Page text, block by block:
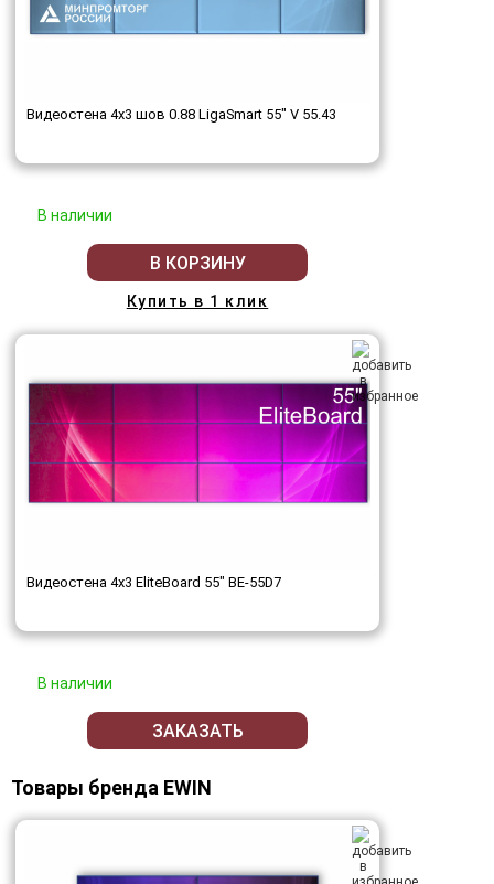
Видеостена 4x3 шов 0.88 LigaSmart 55" V 55.43
В наличии
В КОРЗИНУ
Купить в 1 клик
Видеостена 4x3 EliteBoard 55" BE-55D7
В наличии
ЗАКАЗАТЬ
Товары бренда EWIN